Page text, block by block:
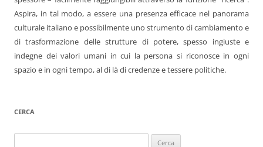
Aspira, in tal modo, a essere una presenza efficace nel panorama
culturale italiano e possibilmente uno strumento di cambiamento e
di trasformazione delle strutture di potere, spesso ingiuste e
indegne dei valori umani in cui la persona si riconosce in ogni
spazio e in ogni tempo, al di là di credenze e tessere politiche.
CERCA